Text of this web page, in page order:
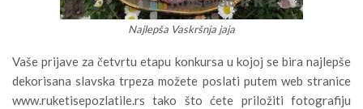
Najlepša Vaskršnja jaja
Vaše prijave za četvrtu etapu konkursa u kojoj se bira najlepše
dekorisana slavska trpeza možete poslati putem web stranice
www.ruketisepozlatile.rs tako što ćete priložiti fotografiju